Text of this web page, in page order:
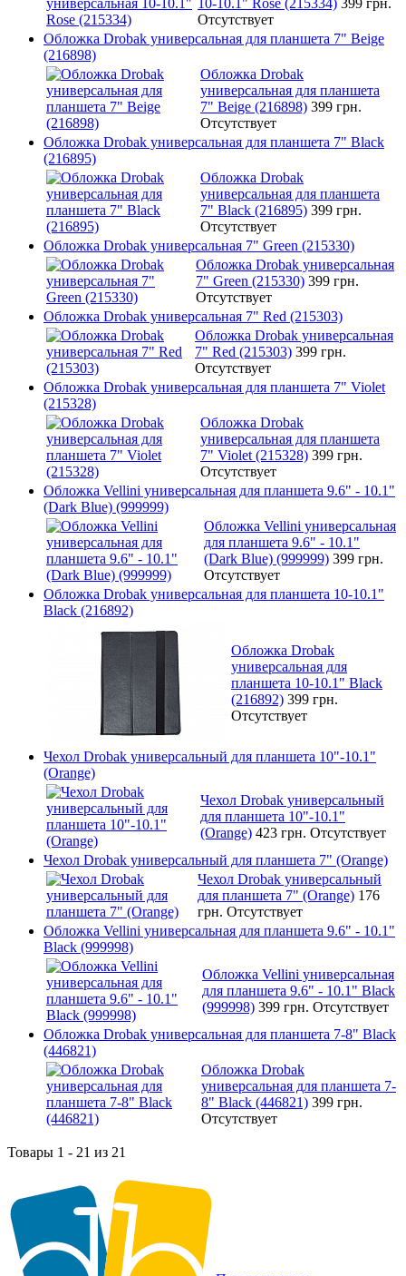
Отсутствует
Обложка Drobak универсальная для планшета 7" Beige
(216898)
Обложка Drobak
универсальная для планшета
7" Beige (216898) 399 грн.
Отсутствует
Обложка Drobak универсальная для планшета 7" Black
(216895)
Обложка Drobak
универсальная для планшета
7" Black (216895) 399 грн.
Отсутствует
Обложка Drobak универсальная 7" Green (215330)
Обложка Drobak универсальная
7" Green (215330) 399 грн.
Отсутствует
Обложка Drobak универсальная 7" Red (215303)
Обложка Drobak универсальная
7" Red (215303) 399 грн.
Отсутствует
Обложка Drobak универсальная для планшета 7" Violet
(215328)
Обложка Drobak
универсальная для планшета
7" Violet (215328) 399 грн.
Отсутствует
Обложка Vellini универсальная для планшета 9.6" - 10.1"
(Dark Blue) (999999)
Обложка Vellini универсальная
для планшета 9.6" - 10.1"
(Dark Blue) (999999) 399 грн.
Отсутствует
Обложка Drobak универсальная для планшета 10-10.1"
Black (216892)
Обложка Drobak
универсальная для
планшета 10-10.1" Black
(216892) 399 грн.
Отсутствует
Чехол Drobak универсальный для планшета 10"-10.1"
(Orange)
Чехол Drobak универсальный
для планшета 10"-10.1"
(Orange) 423 грн. Отсутствует
Чехол Drobak универсальный для планшета 7" (Orange)
Чехол Drobak универсальный
для планшета 7" (Orange) 176
грн. Отсутствует
Обложка Vellini универсальная для планшета 9.6" - 10.1"
Black (999998)
Обложка Vellini универсальная
для планшета 9.6" - 10.1" Black
(999998) 399 грн. Отсутствует
Обложка Drobak универсальная для планшета 7-8" Black
(446821)
Обложка Drobak
универсальная для планшета 7-
8" Black (446821) 399 грн.
Отсутствует
Товары 1 - 21 из 21